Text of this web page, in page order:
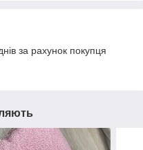
за рахунок покупця